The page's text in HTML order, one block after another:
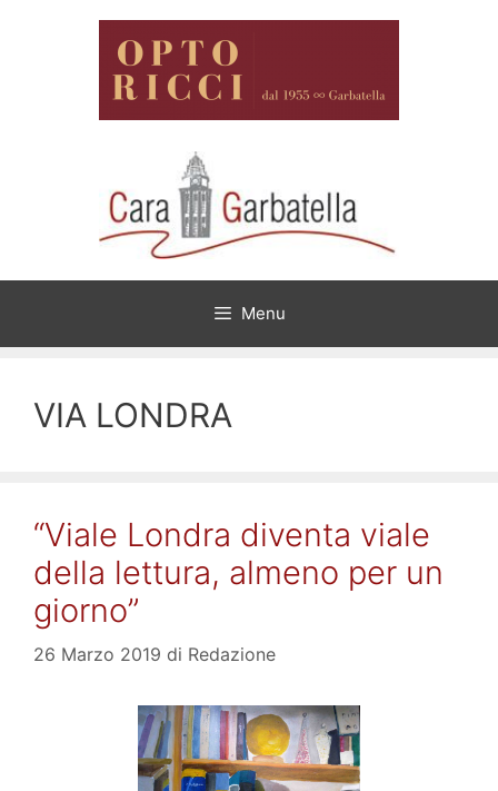
Menu
VIA LONDRA
“Viale Londra diventa viale
della lettura, almeno per un
giorno”
26 Marzo 2019 di Redazione